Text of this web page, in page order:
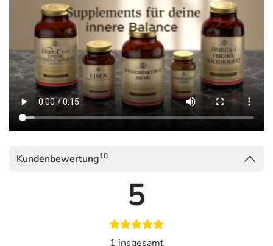
Kundenbewertung10
5
1 insgesamt